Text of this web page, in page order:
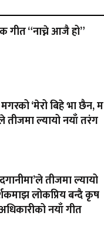
गीत “नाच्ने आजै हो”
‘मेरो बिहे भा छैन, म
तीजमा ल्यायो नयाँ तरंग
तीजमा ल्यायो
लोकप्रिय बन्दै कृष
नयाँ गीत